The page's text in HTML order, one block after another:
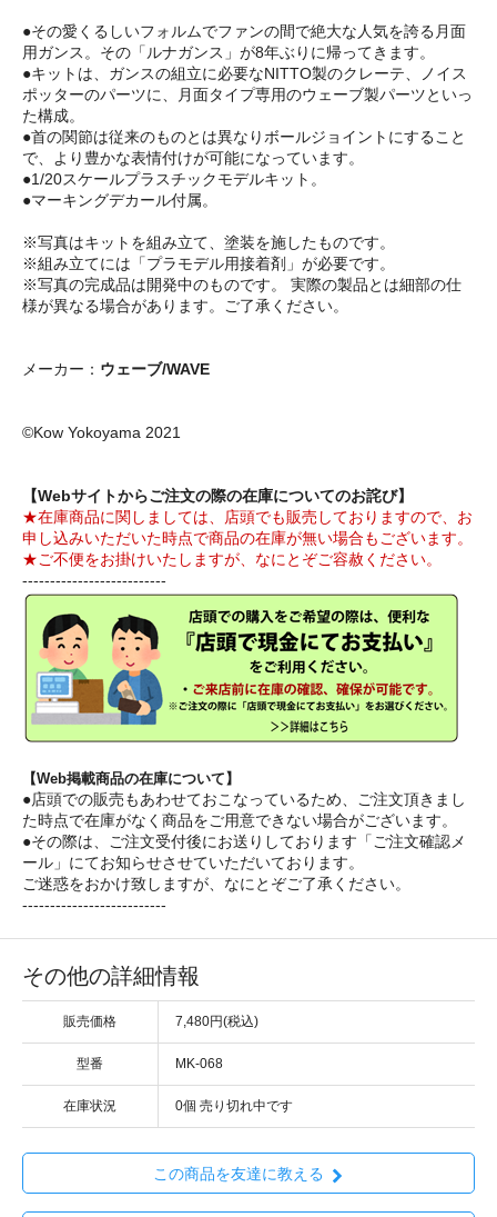
●その愛くるしいフォルムでファンの間で絶大な人気を誇る月面
用ガンス。その「ルナガンス」が8年ぶりに帰ってきます。
●キットは、ガンスの組立に必要なNITTO製のクレーテ、ノイス
ポッターのパーツに、月面タイプ専用のウェーブ製パーツといっ
た構成。
●首の関節は従来のものとは異なりボールジョイントにすること
で、より豊かな表情付けが可能になっています。
●1/20スケールプラスチックモデルキット。
●マーキングデカール付属。
※写真はキットを組み立て、塗装を施したものです。
※組み立てには「プラモデル用接着剤」が必要です。
※写真の完成品は開発中のものです。 実際の製品とは細部の仕
様が異なる場合があります。ご了承ください。
メーカー： ウェーブ/WAVE
©Kow Yokoyama 2021
【Webサイトからご注文の際の在庫についてのお詫び】
★在庫商品に関しましては、店頭でも販売しておりますので、お
申し込みいただいた時点で商品の在庫が無い場合もございます。
★ご不便をお掛けいたしますが、なにとぞご容赦ください。
--------------------------
【Web掲載商品の在庫について】
●店頭での販売もあわせておこなっているため、ご注文頂きまし
た時点で在庫がなく商品をご用意できない場合がございます。
●その際は、ご注文受付後にお送りしております「ご注文確認メ
ール」にてお知らせさせていただいております。
ご迷惑をおかけ致しますが、なにとぞご了承ください。
--------------------------
その他の詳細情報
販売価格 7,480円(税込)
型番 MK-068
在庫状況 0個 売り切れ中です
この商品を友達に教える